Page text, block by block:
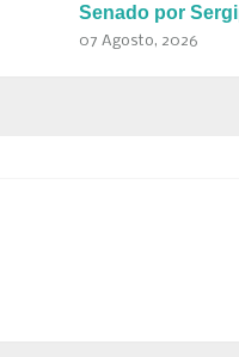
Senado por
07 Agosto, 2026